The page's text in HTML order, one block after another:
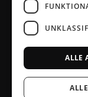
ALLE